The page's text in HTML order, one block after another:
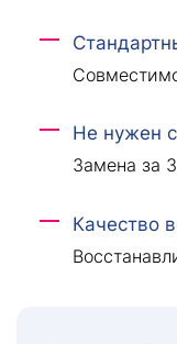
Не нужен
Замена за
Качество